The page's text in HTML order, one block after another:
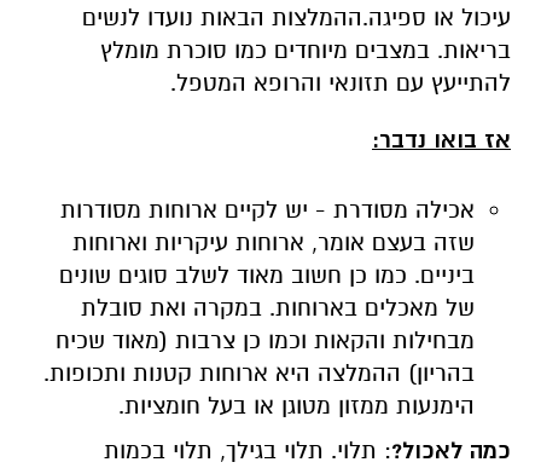
עיכול או ספיגה.ההמלצות הבאות נועדו לנשים
בריאות. במצבים מיוחדים כמו סוכרת מומלץ
להתייעץ עם תזונאי והרופא המטפל.
אז בואו נדבר:
אכילה מסודרת - יש לקיים ארוחות מסודרות
שזה בעצם אומר, ארוחות עיקריות וארוחות
ביניים. כמו כן חשוב מאוד לשלב סוגים שונים
של מאכלים בארוחות. במקרה ואת סובלת
מבחילות והקאות וכמו כן צרבות (מאוד שכיח
בהריון) ההמלצה היא ארוחות קטנות ותכופות.
הימנעות ממזון מטוגן או בעל חומציות.
כמה לאכול?: תלוי. תלוי בגילך, תלוי בכמות